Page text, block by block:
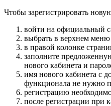
Чтобы зарегистрировать
войти на официальный
выбрать в верхнем
в правой колонке
заполните
нового кабинета и
имя нового кабинета с
функционала не нужно
регистрацию
после регистрации при